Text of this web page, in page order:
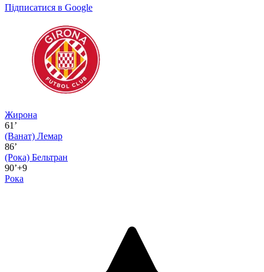
Підписатися в Google
Жирона
61’
(Ванат) Лемар
86’
(Рока) Бельтран
90’+9
Рока